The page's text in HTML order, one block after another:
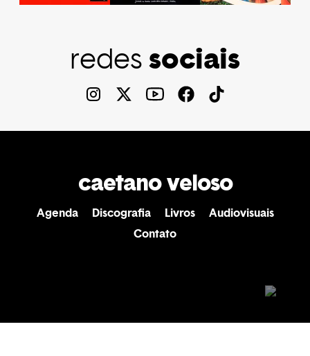
redessociais
caetano veloso
Agenda Discografia Livros
Audiovisuais
Contato